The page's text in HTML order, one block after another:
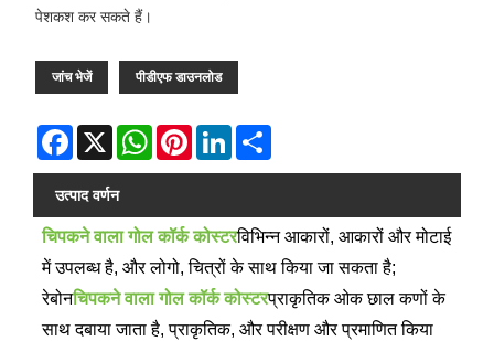
पेशकश कर सकते हैं।
जांच भेजें पीडीएफ डाउनलोड
Facebook
X WhatsAppPinterestLinkedIn
उत्पाद वर्णन
चिपकने वाला गोल कॉर्क कोस्टरविभिन्न आकारों, आकारों और मोटाई
में उपलब्ध है, और लोगो, चित्रों के साथ किया जा सकता है;
रेबोनचिपकने वाला गोल कॉर्क कोस्टरप्राकृतिक ओक छाल कणों के
साथ दबाया जाता है, प्राकृतिक, और परीक्षण और प्रमाणित किया